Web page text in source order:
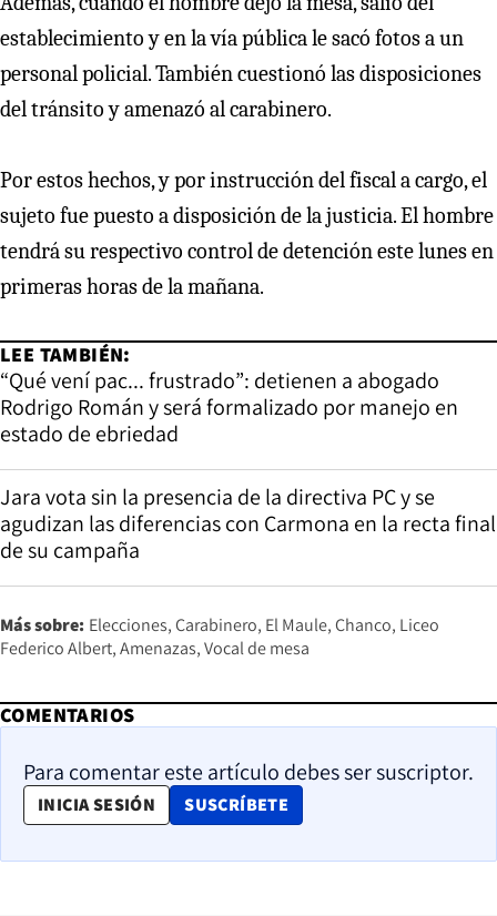
establecimiento y en la vía pública le sacó fotos a un
personal policial. También cuestionó las disposiciones
del tránsito y amenazó al carabinero.
Por estos hechos, y por instrucción del fiscal a cargo, el
sujeto fue puesto a disposición de la justicia. El hombre
tendrá su respectivo control de detención este lunes en
primeras horas de la mañana.
LEE TAMBIÉN:
“Qué vení pac... frustrado”: detienen a abogado
Rodrigo Román y será formalizado por manejo en
estado de ebriedad
Jara vota sin la presencia de la directiva PC y se
agudizan las diferencias con Carmona en la recta final
de su campaña
Más sobre: Elecciones Carabinero El Maule Chanco Liceo
Federico Albert Amenazas Vocal de mesa
COMENTARIOS
Para comentar este artículo debes ser suscriptor.
INICIA SESIÓN SUSCRÍBETE
OPENS IN NEW WINDOW